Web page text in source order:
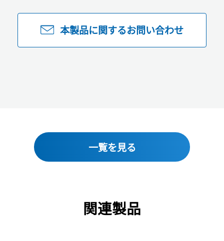
本製品に関するお問い合わせ
一覧を見る
関連製品